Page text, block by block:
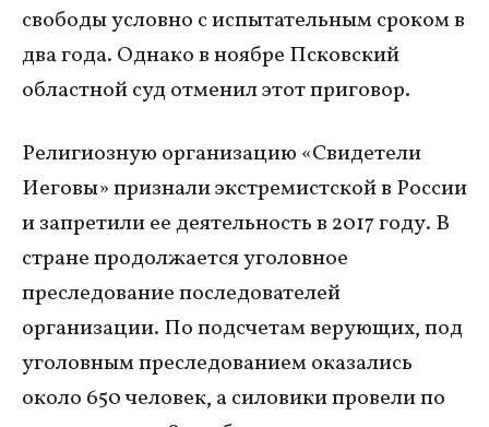
свободы условно с испытательным сроком в
два года. Однако в ноябре Псковский
областной суд отменил этот приговор.
Религиозную организацию «Свидетели
Иеговы» признали экстремистской в России
и запретили ее деятельность в 2017 году. В
стране продолжается уголовное
преследование последователей
организации. По подсчетам верующих, под
уголовным преследованием оказались
около 650 человек, а силовики провели по